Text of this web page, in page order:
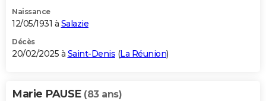
Naissance
12/05/1931 à Salazie
Décès
20/02/2025 à Saint-Denis (La Réunion)
Marie PAUSE (83 ans)